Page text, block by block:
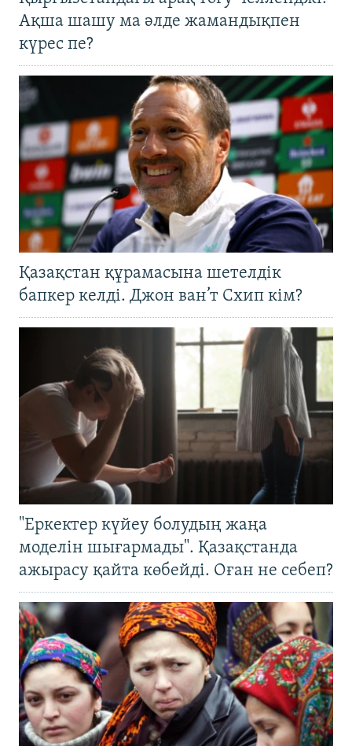
Ақша шашу ма әлде жамандықпен
күрес пе?
Қазақстан құрамасына шетелдік
бапкер келді. Джон ван’т Схип кім?
"Еркектер күйеу болудың жаңа
моделін шығармады". Қазақстанда
ажырасу қайта көбейді. Оған не себеп?